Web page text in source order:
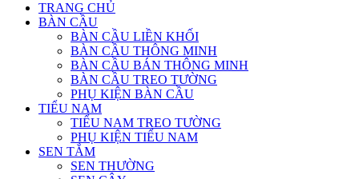
TRANG CHỦ
BÀN CẦU
BÀN CẦU LIỀN KHỐI
BÀN CẦU THÔNG MINH
BÀN CẦU BÁN THÔNG MINH
BÀN CẦU TREO TƯỜNG
PHỤ KIỆN BÀN CẦU
TIỂU NAM
TIỂU NAM TREO TƯỜNG
PHỤ KIỆN TIỂU NAM
SEN TẮM
SEN THƯỜNG